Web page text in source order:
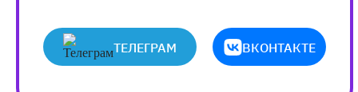
ТЕЛЕГРАМ ВКОНТАКТЕ